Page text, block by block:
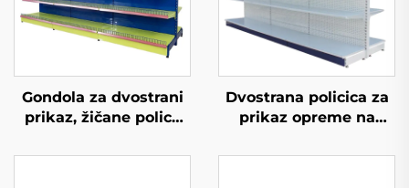
Gondola za dvostrani
prikaz, žičane police
maloprodajnu
Dvostrana policica za
prikaz opreme na